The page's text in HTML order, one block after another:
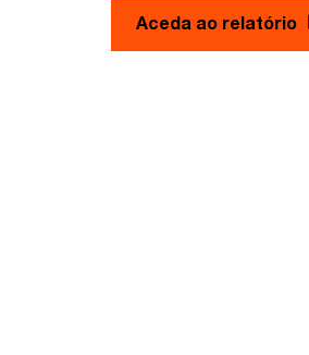
Aceda ao relatório